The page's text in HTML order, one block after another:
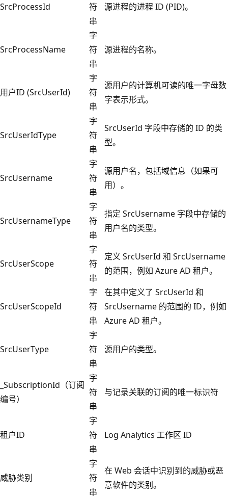
SrcProcessId
符
串
源进程的进程 ID (PID)。
SrcProcessName
字
符
串
源进程的名称。
用户ID (SrcUserId)
字
符
串
源用户的计算机可读的唯一字母数
字表示形式。
SrcUserIdType
字
符
串
SrcUserId 字段中存储的 ID 的类
型。
SrcUsername
字
符
串
源用户名，包括域信息（如果可
用）。
SrcUsernameType
字
符
串
指定 SrcUsername 字段中存储的
用户名的类型。
SrcUserScope
字
符
串
定义 SrcUserId 和 SrcUsername
的范围，例如 Azure AD 租户。
SrcUserScopeId
字
符
串
在其中定义了 SrcUserId 和
SrcUsername 的范围的 ID，例如
Azure AD 租户。
SrcUserType
字
符
串
源用户的类型。
_SubscriptionId（订阅
编号）
字
符
串
与记录关联的订阅的唯一标识符
租户ID
字
符
串
Log Analytics 工作区 ID
威胁类别
字
符
串
在 Web 会话中识别到的威胁或恶
意软件的类别。